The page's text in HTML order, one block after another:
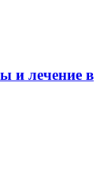
и лечение в